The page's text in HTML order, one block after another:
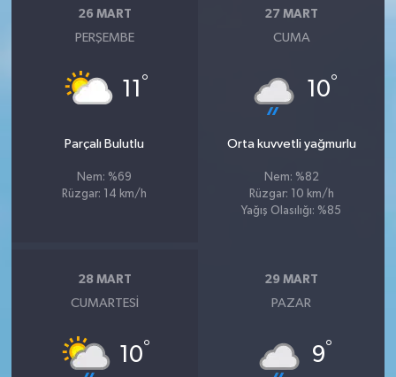
26 MART
PERŞEMBE
11 °
Parçalı Bulutlu
Nem: %69
Rüzgar: 14 km/h
27 MART
CUMA
10°
Orta kuvvetli yağmurlu
Nem: %82
Rüzgar: 10 km/h
Yağış Olasılığı: %85
28 MART
CUMARTESI
10°
29 MART
PAZAR
9°